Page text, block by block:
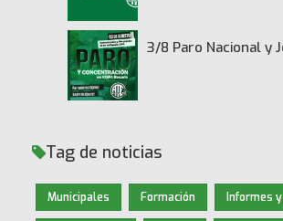
3/8 Paro Nacional y
Tag de noticias
Municipales Formación Informes